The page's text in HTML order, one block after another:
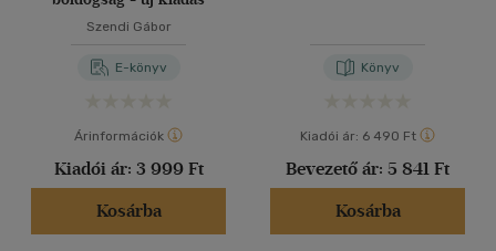
Szendi Gábor
E-könyv
Árinformációk
Kiadói ár: 3 999 Ft
Kosárba
Könyv
Kiadói ár: 6 490 Ft
Bevezető ár: 5 841 Ft
Kosárba